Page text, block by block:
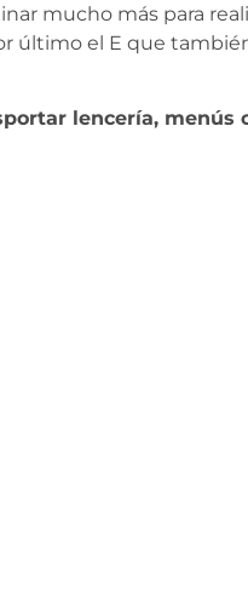
mucho más para
último el E que
lencería, menús